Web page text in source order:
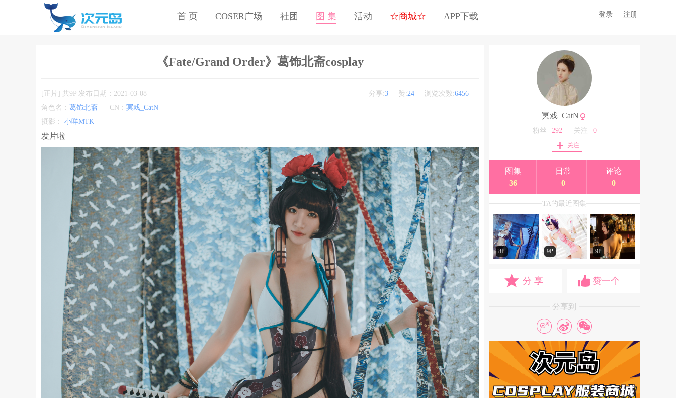
首 页 COSER广场 社团 图 集 活动 ☆商城☆ APP下载 登录 注册
《Fate/Grand Order》葛饰北斋cosplay
[正片] 共9P 发布日期：2021-03-08 浏览次数:6456
赞:24
分享:3
角色名： 葛饰北斋 CN： 冥戏_CatN
摄影： 小咩MTK
发片啦
冥戏_CatN
粉丝 292 关注 0
关注
图集
36
日常
0
评论
0
TA的最近图集
8P 9P 9P
分 享 赞一个
分享到